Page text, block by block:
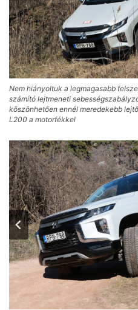
Nem hiányoltuk a legmagasabb
számító lejtmeneti
köszönhetően ennél meredekebb
L200 a motorfékkel